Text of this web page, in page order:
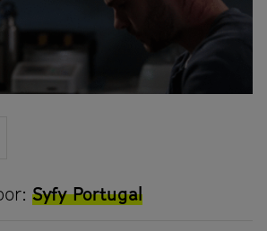
Syfy Portugal